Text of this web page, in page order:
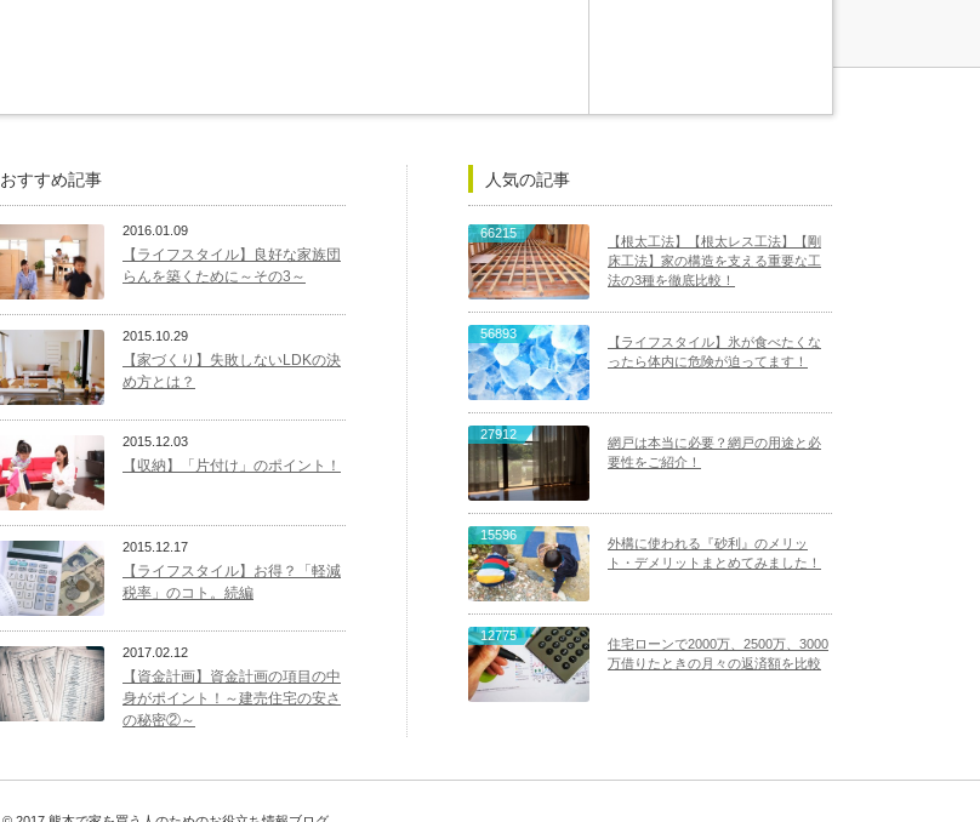
おすすめ記事
2016.01.09
【ライフスタイル】良好な家族団
らんを築くために～その3～
2015.10.29
【家づくり】失敗しないLDKの決
め方とは？
2015.12.03
【収納】「片付け」のポイント！
2015.12.17
【ライフスタイル】お得？「軽減
税率」のコト。続編
2017.02.12
【資金計画】資金計画の項目の中
身がポイント！～建売住宅の安さ
の秘密②～
人気の記事
66215
【根太工法】【根太レス工法】【剛
床工法】家の構造を支える重要な工
法の3種を徹底比較！
56893
【ライフスタイル】氷が食べたくな
ったら体内に危険が迫ってます！
27912
網戸は本当に必要？網戸の用途と必
要性をご紹介！
15596
外構に使われる『砂利』のメリッ
ト・デメリットまとめてみました！
12775
住宅ローンで2000万、2500万、3000
万借りたときの月々の返済額を比較